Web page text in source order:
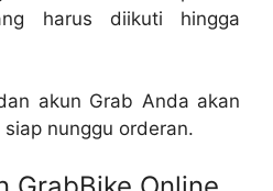
harus diikuti hingga
akun Grab Anda akan
nunggu orderan.